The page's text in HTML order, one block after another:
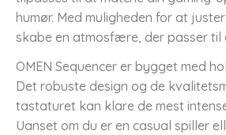
humør. Med muligheden for at
skabe en atmosfære, der passer til
OMEN Sequencer er bygget med
Det robuste design og de
tastaturet kan klare de mest
Uanset om du er en casual spiller